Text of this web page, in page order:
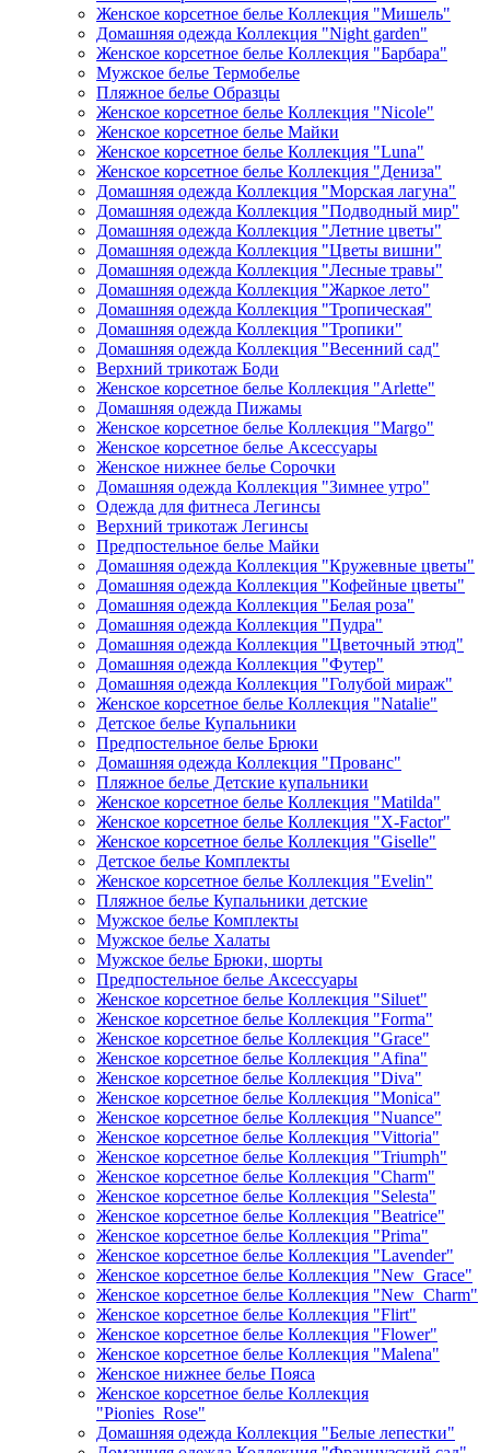
Женское корсетное белье Коллекция "Мишель"
Домашняя одежда Коллекция "Night garden"
Женское корсетное белье Коллекция "Барбара"
Мужское белье Термобелье
Пляжное белье Образцы
Женское корсетное белье Коллекция "Nicole"
Женское корсетное белье Майки
Женское корсетное белье Коллекция "Luna"
Женское корсетное белье Коллекция "Дениза"
Домашняя одежда Коллекция "Морская лагуна"
Домашняя одежда Коллекция "Подводный мир"
Домашняя одежда Коллекция "Летние цветы"
Домашняя одежда Коллекция "Цветы вишни"
Домашняя одежда Коллекция "Лесные травы"
Домашняя одежда Коллекция "Жаркое лето"
Домашняя одежда Коллекция "Тропическая"
Домашняя одежда Коллекция "Тропики"
Домашняя одежда Коллекция "Весенний сад"
Верхний трикотаж Боди
Женское корсетное белье Коллекция "Arlette"
Домашняя одежда Пижамы
Женское корсетное белье Коллекция "Margo"
Женское корсетное белье Аксессуары
Женское нижнее белье Сорочки
Домашняя одежда Коллекция "Зимнее утро"
Одежда для фитнеса Легинсы
Верхний трикотаж Легинсы
Предпостельное белье Майки
Домашняя одежда Коллекция "Кружевные цветы"
Домашняя одежда Коллекция "Кофейные цветы"
Домашняя одежда Коллекция "Белая роза"
Домашняя одежда Коллекция "Пудра"
Домашняя одежда Коллекция "Цветочный этюд"
Домашняя одежда Коллекция "Футер"
Домашняя одежда Коллекция "Голубой мираж"
Женское корсетное белье Коллекция "Natalie"
Детское белье Купальники
Предпостельное белье Брюки
Домашняя одежда Коллекция "Прованс"
Пляжное белье Детские купальники
Женское корсетное белье Коллекция "Matilda"
Женское корсетное белье Коллекция "X-Factor"
Женское корсетное белье Коллекция "Giselle"
Детское белье Комплекты
Женское корсетное белье Коллекция "Evelin"
Пляжное белье Купальники детские
Мужское белье Комплекты
Мужское белье Халаты
Мужское белье Брюки, шорты
Предпостельное белье Аксессуары
Женское корсетное белье Коллекция "Siluet"
Женское корсетное белье Коллекция "Forma"
Женское корсетное белье Коллекция "Grace"
Женское корсетное белье Коллекция "Afina"
Женское корсетное белье Коллекция "Diva"
Женское корсетное белье Коллекция "Monica"
Женское корсетное белье Коллекция "Nuance"
Женское корсетное белье Коллекция "Vittoria"
Женское корсетное белье Коллекция "Triumph"
Женское корсетное белье Коллекция "Charm"
Женское корсетное белье Коллекция "Selesta"
Женское корсетное белье Коллекция "Beatrice"
Женское корсетное белье Коллекция "Prima"
Женское корсетное белье Коллекция "Lavender"
Женское корсетное белье Коллекция "New_Grace"
Женское корсетное белье Коллекция "New_Charm"
Женское корсетное белье Коллекция "Flirt"
Женское корсетное белье Коллекция "Flower"
Женское корсетное белье Коллекция "Malena"
Женское нижнее белье Пояса
Женское корсетное белье Коллекция
"Pionies_Rose"
Домашняя одежда Коллекция "Белые лепестки"